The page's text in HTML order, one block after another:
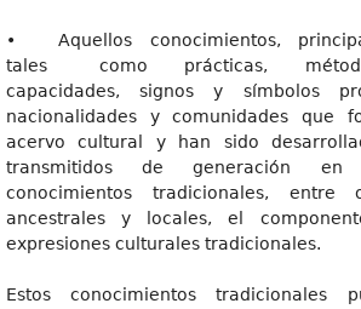
• Aquellos conocimientos,
tales como prácticas,
capacidades, signos y símbolos
nacionalidades y comunidades que
acervo cultural y han sido
transmitidos de generación en
conocimientos tradicionales, entre
ancestrales y locales, el
expresiones culturales tradicionales.
Estos conocimientos tradicionales